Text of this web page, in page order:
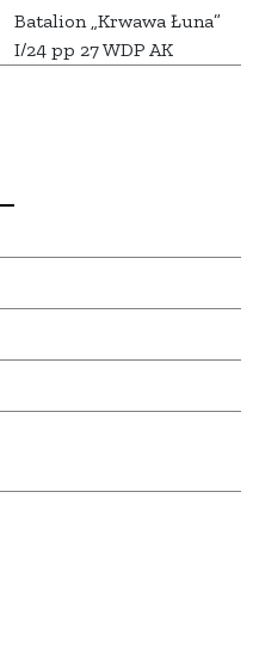
Batalion „Krwawa Łuna”
I/24 pp 27 WDP AK